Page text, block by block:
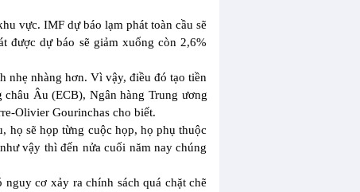
vực. IMF dự báo lạm phát toàn cầu sẽ
được dự báo sẽ giảm xuống còn 2,6%
nhẹ nhàng hơn. Vì vậy, điều đó tạo tiền
Âu (ECB), Ngân hàng Trung ương
Olivier Gourinchas cho biết.
họ sẽ họp từng cuộc họp, họ phụ thuộc
vậy thì đến nửa cuối năm nay chúng
cơ xảy ra chính sách quá chặt chẽ